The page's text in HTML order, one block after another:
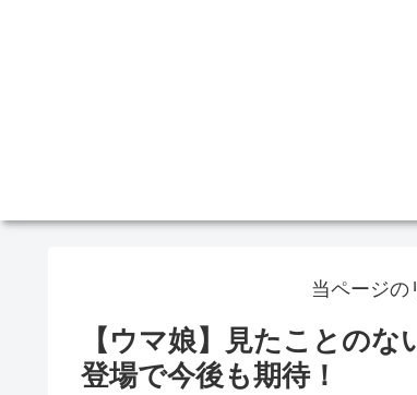
当ページの
【ウマ娘】見たことの
登場で今後も期待！